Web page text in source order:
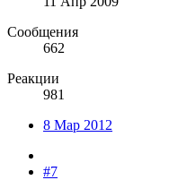
Сообщения
662
Реакции
981
8 Мар 2012
#7